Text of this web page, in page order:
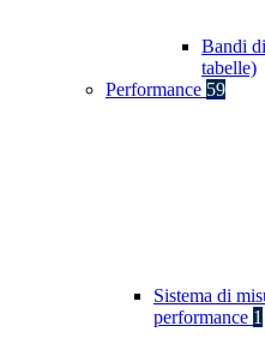
Bandi
tabelle)
Performance 59
Sistema di
performance 1